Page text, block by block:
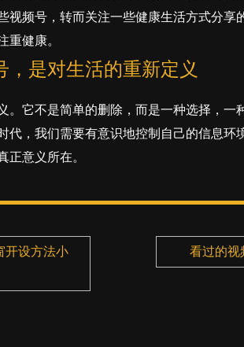
视频号，转而关注一些健康生活方式分享
重健康。
是对生活的重新定义
。它不是简单的删除，而是一种选择，一
代，我们需要有意识地控制自己的信息环
正意义所在。
开设方法小
看过的视